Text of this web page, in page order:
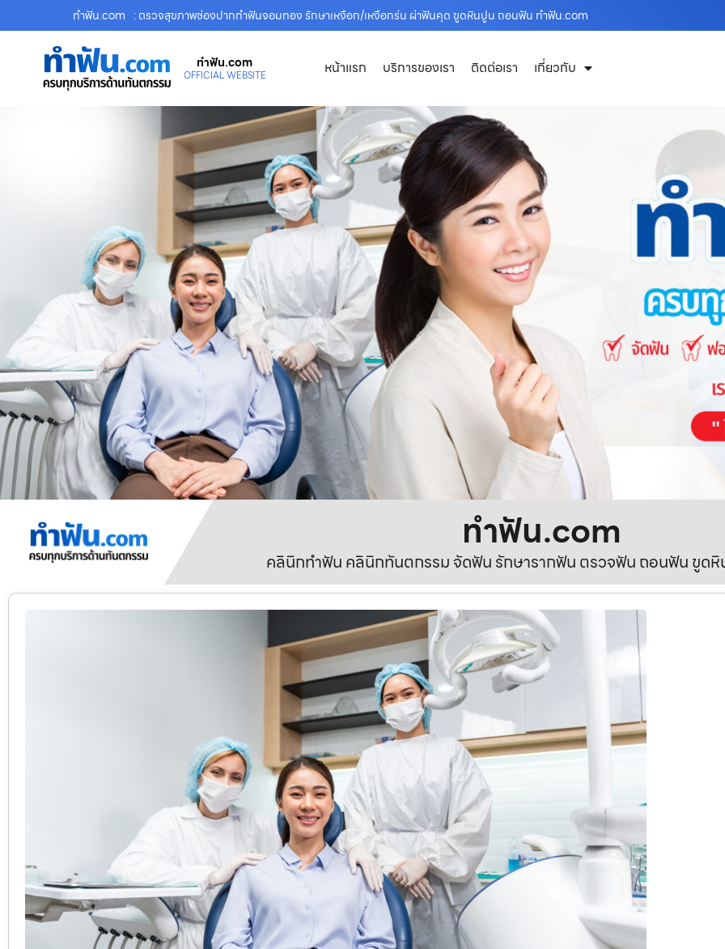
ทําฟัน.com : ตรวจสุขภาพช่องปากทำฟันจอมทอง รักษาเหงือก/เหงือกร่น ผ่าฟันคุด ขูดหินปูน ถอนฟัน ทำฟัน.com
ทําฟัน.com
OFFICIAL WEBSITE หน้าแรก บริการของเรา ติดต่อเรา เกี่ยวกับ
ทําฟัน.com
คลินิกทำฟัน คลินิกทันตกรรม จัดฟัน รักษารากฟัน ตรวจฟัน ถอนฟัน ขูด